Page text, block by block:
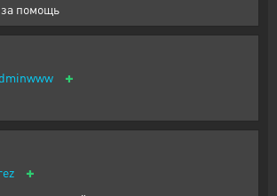
помощь
+
+